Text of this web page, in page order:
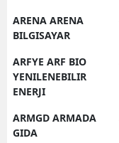
ARENA ARENA
BILGISAYAR
ARFYE ARF BIO
YENILENEBILIR
ENERJI
ARMGD ARMADA
GIDA